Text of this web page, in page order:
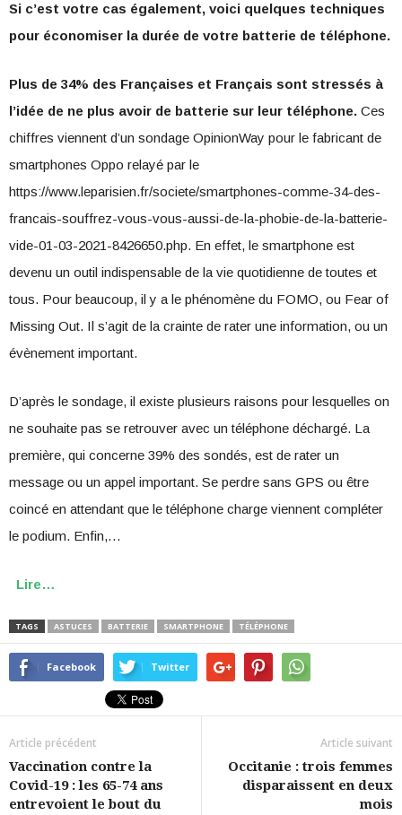
Si c’est votre cas également, voici quelques techniques
pour économiser la durée de votre batterie de téléphone.
Plus de 34% des Françaises et Français sont stressés à
l’idée de ne plus avoir de batterie sur leur téléphone. Ces
chiffres viennent d’un sondage OpinionWay pour le fabricant de
smartphones Oppo relayé par le
https://www.leparisien.fr/societe/smartphones-comme-34-des-
francais-souffrez-vous-vous-aussi-de-la-phobie-de-la-batterie-
vide-01-03-2021-8426650.php. En effet, le smartphone est
devenu un outil indispensable de la vie quotidienne de toutes et
tous. Pour beaucoup, il y a le phénomène du FOMO, ou Fear of
Missing Out. Il s’agit de la crainte de rater une information, ou un
évènement important.
D’après le sondage, il existe plusieurs raisons pour lesquelles on
ne souhaite pas se retrouver avec un téléphone déchargé. La
première, qui concerne 39% des sondés, est de rater un
message ou un appel important. Se perdre sans GPS ou être
coincé en attendant que le téléphone charge viennent compléter
le podium. Enfin,…
Lire…
TAGS ASTUCES BATTERIE SMARTPHONE TÉLÉPHONE
Facebook Twitter
Article précédent
Vaccination contre la
Covid-19 : les 65-74 ans
entrevoient le bout du
Article suivant
Occitanie : trois femmes
disparaissent en deux
mois